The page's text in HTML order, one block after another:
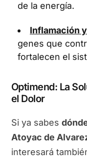
de la energía.
Inflamación
genes que
fortalecen el
Optimend: La
el Dolor
Si ya sabes
Atoyac de
interesará